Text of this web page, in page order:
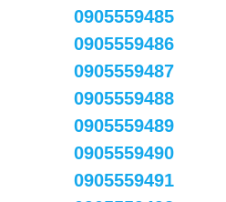
0905559485
0905559486
0905559487
0905559488
0905559489
0905559490
0905559491